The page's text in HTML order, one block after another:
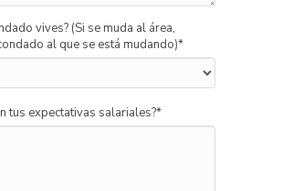
vives? (Si se muda al área,
al que se está mudando)*
tus expectativas salariales?*